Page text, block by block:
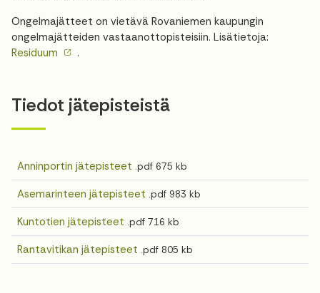
Ongelmajätteet on vietävä Rovaniemen kaupungin
ongelmajätteiden vastaanottopisteisiin. Lisätietoja:
Residuum
.
Tiedot jätepisteistä
Anninportin jätepisteet .pdf 675 kb
Asemarinteen jätepisteet .pdf 983 kb
Kuntotien jätepisteet .pdf 716 kb
Rantavitikan jätepisteet .pdf 805 kb